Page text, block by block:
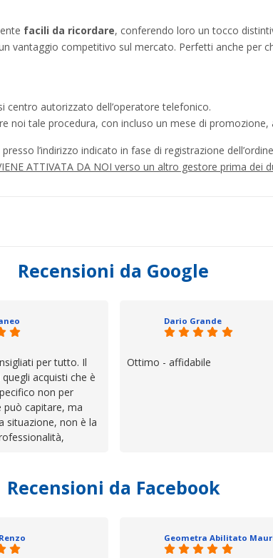
facili da ricordare, conferendo loro un tocco
vantaggio competitivo sul mercato. Perfetti anche per
centro autorizzato dell’operatore telefonico.
noi tale procedura, con incluso un mese di promozione,
l’indirizzo indicato in fase di registrazione
ATTIVATA DA NOI verso un altro gestore prima dei
Recensioni da Google
per tutto. Il
acquisti che è
non per
capitare, ma
situazione, non è la
quello che ho
che va oltre
in ottime mani.
Dario Grande
Ottimo - affidabile
Recensioni da Facebook